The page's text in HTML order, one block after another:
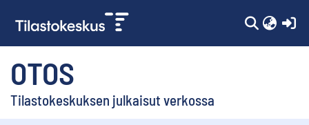
OTOS
Tilastokeskuksen julkaisut verkossa